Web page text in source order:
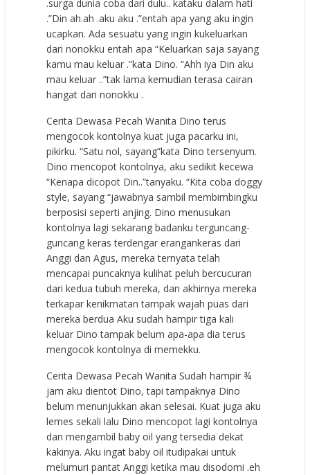
.surga dunia coba dari dulu.. kataku dalam hati
.”Din ah.ah .aku aku .”entah apa yang aku ingin
ucapkan. Ada sesuatu yang ingin kukeluarkan
dari nonokku entah apa “Keluarkan saja sayang
kamu mau keluar .”kata Dino. “Ahh iya Din aku
mau keluar ..”tak lama kemudian terasa cairan
hangat dari nonokku .
Cerita Dewasa Pecah Wanita Dino terus
mengocok kontolnya kuat juga pacarku ini,
pikirku. “Satu nol, sayang”kata Dino tersenyum.
Dino mencopot kontolnya, aku sedikit kecewa
“Kenapa dicopot Din..”tanyaku. “Kita coba doggy
style, sayang “jawabnya sambil membimbingku
berposisi seperti anjing. Dino menusukan
kontolnya lagi sekarang badanku terguncang-
guncang keras terdengar erangankeras dari
Anggi dan Agus, mereka ternyata telah
mencapai puncaknya kulihat peluh bercucuran
dari kedua tubuh mereka, dan akhirnya mereka
terkapar kenikmatan tampak wajah puas dari
mereka berdua Aku sudah hampir tiga kali
keluar Dino tampak belum apa-apa dia terus
mengocok kontolnya di memekku.
Cerita Dewasa Pecah Wanita Sudah hampir ¾
jam aku dientot Dino, tapi tampaknya Dino
belum menunjukkan akan selesai. Kuat juga aku
lemes sekali lalu Dino mencopot lagi kontolnya
dan mengambil baby oil yang tersedia dekat
kakinya. Aku ingat baby oil itudipakai untuk
melumuri pantat Anggi ketika mau disodomi .eh